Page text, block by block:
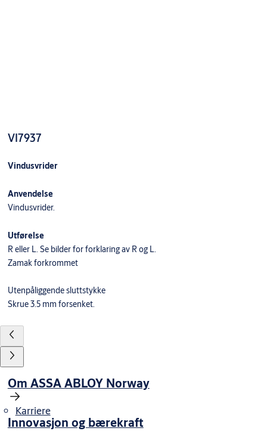
VI7937
Vindusvrider
Anvendelse
Vindusvrider.
Utførelse
R eller L. Se bilder for forklaring av R og L.
Zamak forkrommet
Utenpåliggende sluttstykke
Skrue 3.5 mm forsenket.
Om ASSA ABLOY Norway
Karriere
Innovasjon og bærekraft